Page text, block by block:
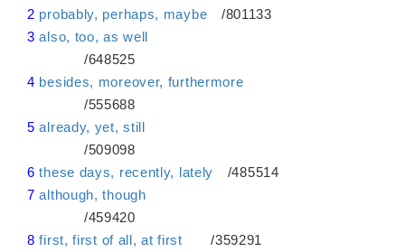
2 probably, perhaps, maybe /801133
3 also, too, as well
/648525
4 besides, moreover, furthermore
/555688
5 already, yet, still
/509098
6 these days, recently, lately /485514
7 although, though
/459420
8 first, first of all, at first /359291